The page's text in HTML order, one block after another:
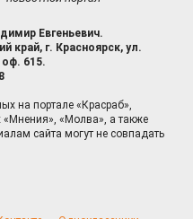
Евгеньевич.
край, г. Красноярск, ул.
615.
на портале «Красраб»,
«Молва», а также
сайта могут не совпадать